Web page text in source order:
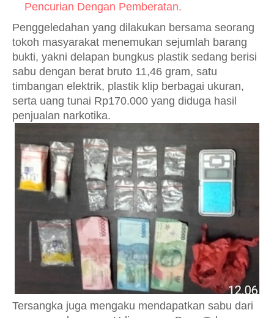
Pencurian Dengan Pemberatan.
Penggeledahan yang dilakukan bersama seorang
tokoh masyarakat menemukan sejumlah barang
bukti, yakni delapan bungkus plastik sedang berisi
sabu dengan berat bruto 11,46 gram, satu
timbangan elektrik, plastik klip berbagai ukuran,
serta uang tunai Rp170.000 yang diduga hasil
penjualan narkotika.
Tersangka juga mengaku mendapatkan sabu dari